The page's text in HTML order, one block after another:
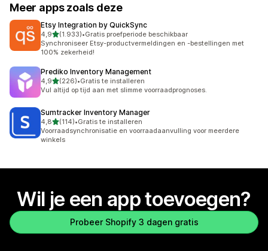
Meer apps zoals deze
Etsy Integration by QuickSync
4,9van 5 sterren
(1.933)
1933 recensies in totaal
•Gratis proefperiode beschikbaar
Synchroniseer Etsy-productvermeldingen en -bestellingen met
100% zekerheid!
Prediko Inventory Management
4,9van 5 sterren
(226)
226 recensies in totaal
•Gratis te installeren
Vul altijd op tijd aan met slimme voorraadprognoses.
Sumtracker Inventory Manager
4,8van 5 sterren
(114)
114 recensies in totaal
•Gratis te installeren
Voorraadsynchronisatie en voorraadaanvulling voor meerdere
winkels
Wil je een app toevoegen?
Probeer Shopify 3 dagen gratis